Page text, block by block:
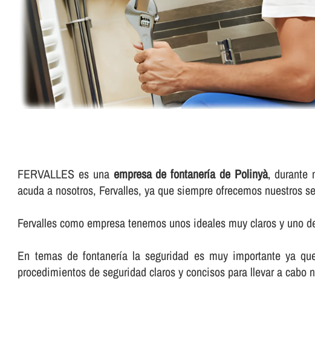
FERVALLES es una empresa de fontanerí­a de Polinyà, durante
acuda a nosotros, Fervalles, ya que siempre ofrecemos nuestros
Fervalles como empresa tenemos unos ideales muy claros y uno
En temas de fontanerí­a la seguridad es muy importante ya
procedimientos de seguridad claros y concisos para llevar a cabo